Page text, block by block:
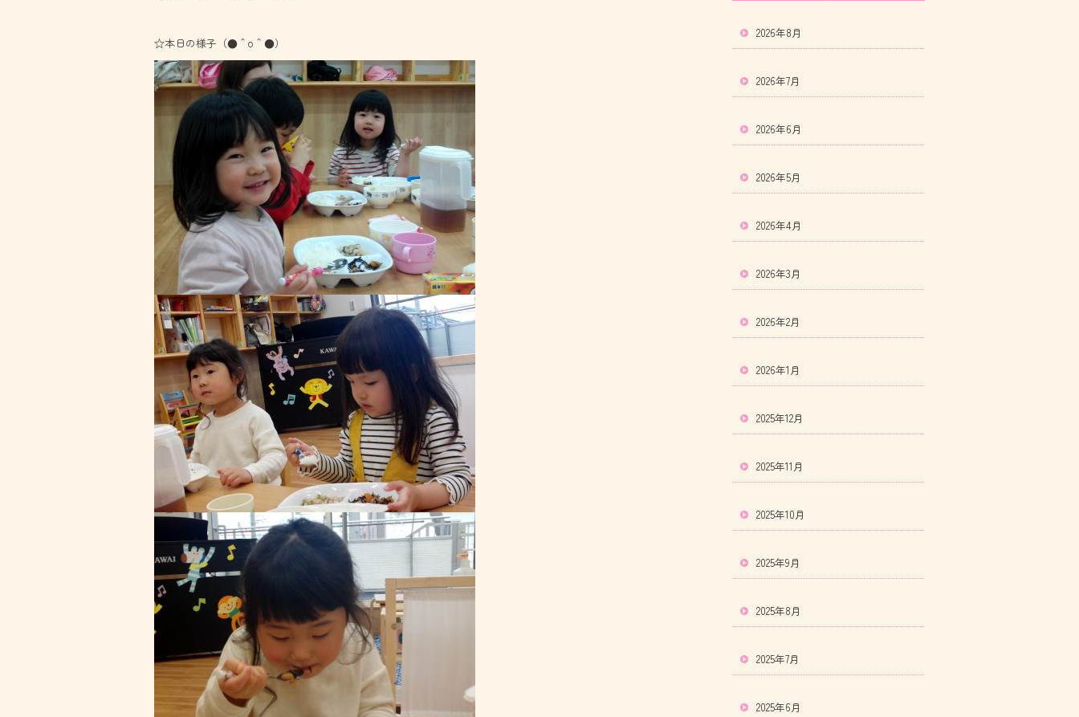
☆本日の様子（●＾o＾●）
2026年8月
2026年7月
2026年6月
2026年5月
2026年4月
2026年3月
2026年2月
2026年1月
2025年12月
2025年11月
2025年10月
2025年9月
2025年8月
2025年7月
2025年6月